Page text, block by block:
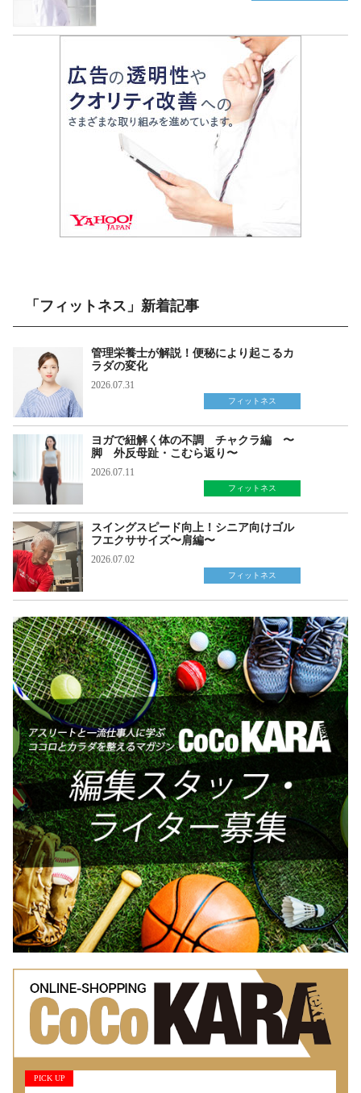
「フィットネス」新着記事
管理栄養士が解説！便秘により起こるカ
ラダの変化
2026.07.31
フィットネス
ヨガで紐解く体の不調 チャクラ編 〜
脚 外反母趾・こむら返り〜
2026.07.11
フィットネス
スイングスピード向上！シニア向けゴル
フエクササイズ〜肩編〜
2026.07.02
フィットネス
PICK UP